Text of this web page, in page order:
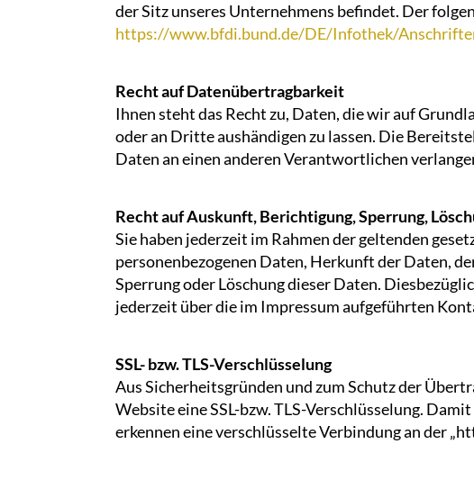
der Sitz unseres Unternehmens befindet. Der
https://www.bfdi.bund.de/DE/Infothek/
Recht auf Datenübertragbarkeit
Ihnen steht das Recht zu, Daten, die wir auf
oder an Dritte aushändigen zu lassen. Die
Daten an einen anderen Verantwortlichen
Recht auf Auskunft, Berichtigung, Sperrung,
Sie haben jederzeit im Rahmen der geltenden
personenbezogenen Daten, Herkunft der Daten,
Sperrung oder Löschung dieser Daten.
jederzeit über die im Impressum aufgeführten
SSL- bzw. TLS-Verschlüsselung
Aus Sicherheitsgründen und zum Schutz der
Website eine SSL-bzw. TLS-Verschlüsselung.
erkennen eine verschlüsselte Verbindung an der